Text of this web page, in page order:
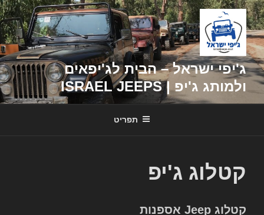
דילוג
לתוכן
ג'יפי ישראל – הבית לג'יפאים
ולמותג ג'יפ | ISRAEL JEEPS
תפריט
קטלוג ג'יפ
קטלוג Jeep אספנות